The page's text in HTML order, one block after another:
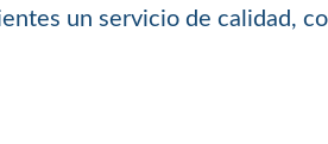
un servicio de calidad,